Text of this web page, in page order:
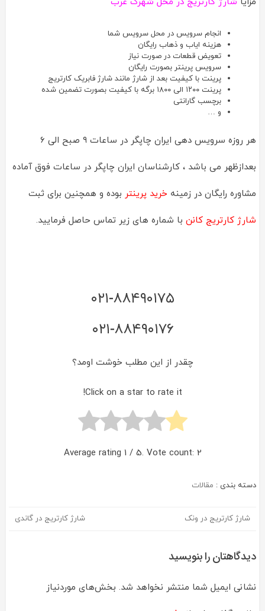
انجام سرویس در محل سرویس شما
هزینه ایاب و ذهاب رایگان
تعویض قطعات در صورت نیاز
سرویس پرینتر بصورت رایگان
پرینت با کیفیت بعد از شارژ مانند شارژ فابریک کارتریج
پرینت ۱۲۰۰ الی ۱۸۰۰ برگه با کیفیت بصورت تضمین شده
برچسب گارانتی
و …
هر روزه سرویس دهی ایران چاپگر در ساعات ۹ صبح الی ۶
بعدازظهر می باشد ، کارشناسان ایران چاپگر در ساعات فوق آماده
مشاوره رایگان در زمینه خرید پرینتر بوده و همچنین برای ثبت
شارژ کارتریج کانن با شماره های زیر تماس حاصل فرمایید.
۰۲۱-۸۸۴۹۰۱۷۵
۰۲۱-۸۸۴۹۰۱۷۶
چقدر از این مطلب خوشت اومد؟
Click on a star to rate it!
Average rating 1 / 5. Vote count: 2
دسته بندی : مقالات
راهبری
شارژ کارتریج در ونک شارژ کارتریج در گاندی
دیدگاهتان را بنویسید
نشانی ایمیل شما منتشر نخواهد شد. بخش‌های موردنیاز